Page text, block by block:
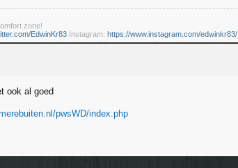
zone!
EdwinKr83 Instagram: https://www.instagram.com/edwinkr83/
ook al goed
pwsWD/index.php